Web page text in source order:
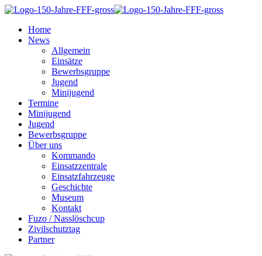
Home
News
Allgemein
Einsätze
Bewerbsgruppe
Jugend
Minijugend
Termine
Minijugend
Jugend
Bewerbsgruppe
Über uns
Kommando
Einsatzzentrale
Einsatzfahrzeuge
Geschichte
Museum
Kontakt
Fuzo / Nasslöschcup
Zivilschutztag
Partner